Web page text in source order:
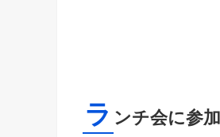
ラ ンチ会に参